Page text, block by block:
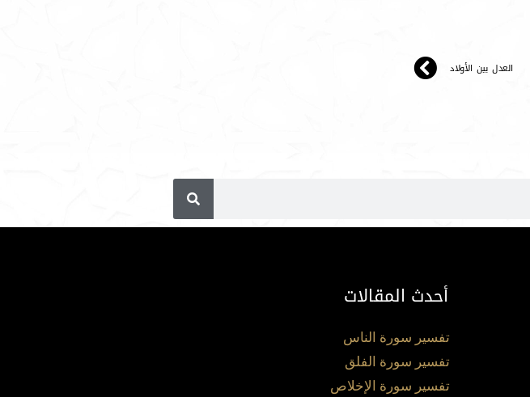
العدل بين الأولاد
أحدث المقالات
تفسير سورة الناس
تفسير سورة الفلق
تفسير سورة الإخلاص